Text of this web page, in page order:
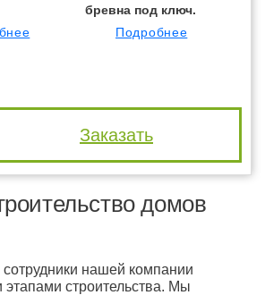
бревна под ключ.
Подробнее
Заказать
домов
сотрудники нашей компании
строительства. Мы